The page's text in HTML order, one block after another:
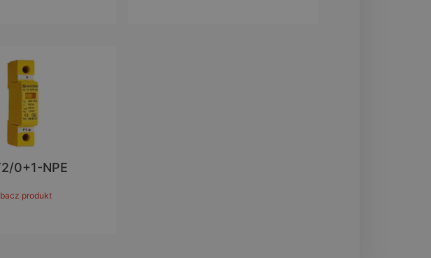
0+1-NPE
produkt